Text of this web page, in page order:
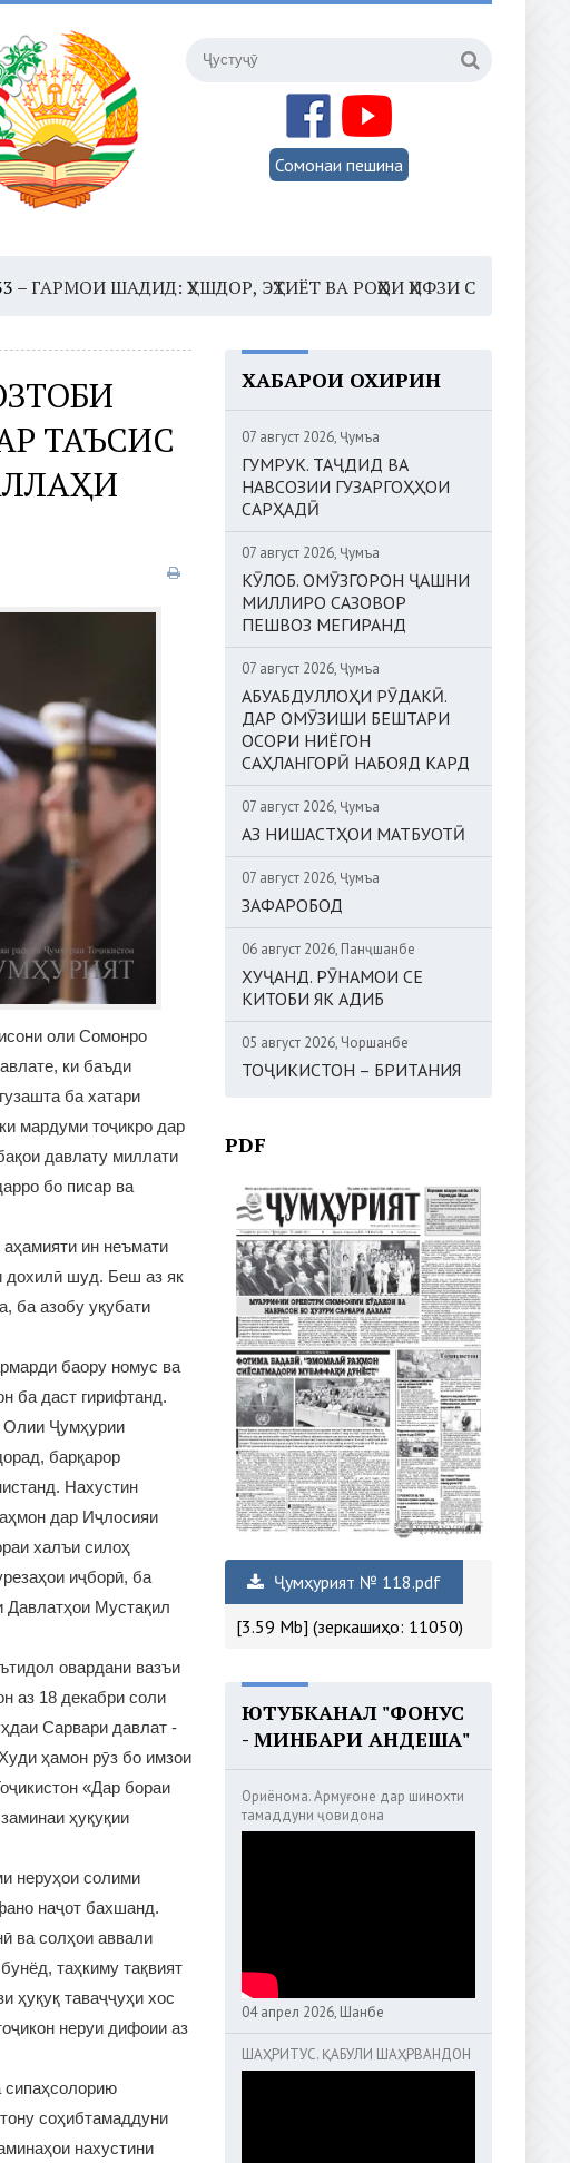
Сомонаи пешина
ШАДИД: ҲУШДОР, ЭҲТИЁТ ВА РОҲҲОИ ҲИФЗИ САЛОМАТӢ
ТАЪСИС
оли Сомонро
ки баъди
ба хатари
мардуми тоҷикро дар
давлату миллати
бо писар ва
ин неъмати
дохилӣ шуд. Беш аз як
ба азобу уқубати
баору номус ва
ба даст гирифтанд.
Олии Ҷумҳурии
барқарор
Нахустин
дар Иҷлосияи
халъи силоҳ
иҷборӣ, ба
Давлатҳои Мустақил
овардани вазъи
аз 18 декабри соли
Сарвари давлат -
ҳамон рӯз бо имзои
«Дар бораи
ҳуқуқии
неруҳои солими
наҷот бахшанд.
ва солҳои аввали
таҳкиму тақвият
ҳуқуқ таваҷҷуҳи хос
неруи дифоии аз
соҳибтамаддуни
нахустини
ХАБАРҲОИ ОХИРИН
07 август 2026, Ҷумъа
ГУМРУК. ТАҶДИД ВА
НАВСОЗИИ ГУЗАРГОҲҲОИ
САРҲАДӢ
07 август 2026, Ҷумъа
КӮЛОБ. ОМӮЗГОРОН ҶАШНИ
МИЛЛИРО САЗОВОР
ПЕШВОЗ МЕГИРАНД
07 август 2026, Ҷумъа
АБУАБДУЛЛОҲИ РӮДАКӢ.
ДАР ОМӮЗИШИ БЕШТАРИ
ОСОРИ НИЁГОН
САҲЛАНГОРӢ НАБОЯД КАРД
07 август 2026, Ҷумъа
АЗ НИШАСТҲОИ МАТБУОТӢ
07 август 2026, Ҷумъа
ЗАФАРОБОД
06 август 2026, Панҷшанбе
ХУҶАНД. РӮНАМОИ СЕ
КИТОБИ ЯК АДИБ
05 август 2026, Чоршанбе
ТОҶИКИСТОН – БРИТАНИЯ
PDF
Ҷумҳурият № 118.pdf
[3.59 Mb] (зеркашиҳо: 11050)
ЮТУБКАНАЛ "ФОНУС
- МИНБАРИ АНДЕША"
Ориёнома. Армуғоне дар шинохти
тамаддуни ҷовидона
04 апрел 2026, Шанбе
ШАҲРИТУС. ҚАБУЛИ ШАҲРВАНДОН